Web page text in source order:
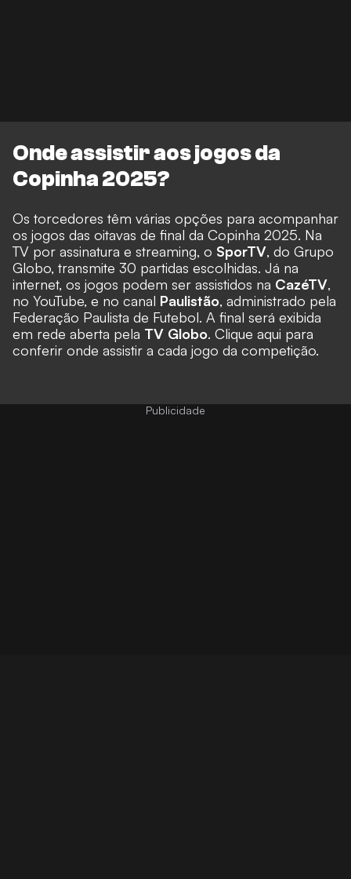
Onde assistir aos jogos da
Copinha 2025?
Os torcedores têm várias opções para acompanhar
os jogos das oitavas de final da Copinha 2025. Na
TV por assinatura e streaming, o SporTV, do Grupo
Globo, transmite 30 partidas escolhidas. Já na
internet, os jogos podem ser assistidos na CazéTV,
no YouTube, e no canal Paulistão, administrado pela
Federação Paulista de Futebol. A final será exibida
em rede aberta pela TV Globo. Clique aqui para
conferir onde assistir a cada jogo da competição.